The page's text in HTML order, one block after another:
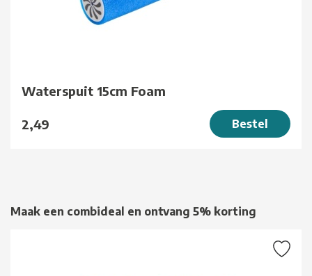
Waterspuit 15cm Foam
2,49 Bestel
Maak een combideal en ontvang 5% korting